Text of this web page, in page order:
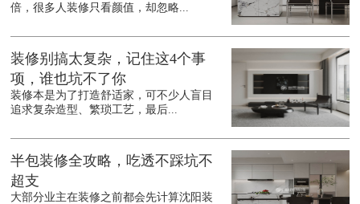
倍，很多人装修只看颜值，却忽略...
装修别搞太复杂，记住这4个事
项，谁也坑不了你
装修本是为了打造舒适家，可不少人盲目
追求复杂造型、繁琐工艺，最后...
半包装修全攻略，吃透不踩坑不
超支
大部分业主在装修之前都会先计算沈阳装